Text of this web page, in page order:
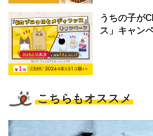
うちの子が
ス」キャン
こちらもオススメ